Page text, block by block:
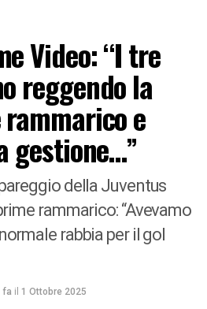
Video: “I tre
reggendo la
rammarico e
gestione…”
della Juventus
rammarico: “Avevamo
rabbia per il gol
fa il 1 Ottobre 2025